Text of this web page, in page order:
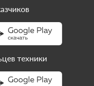
техники